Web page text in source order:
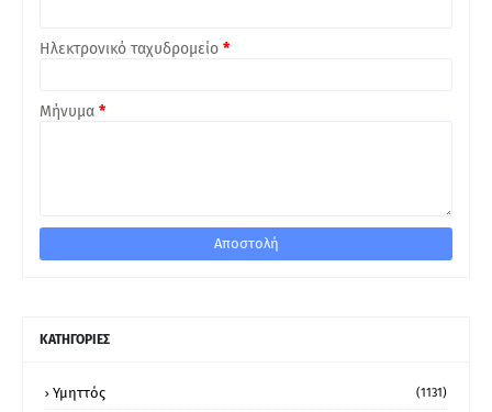
Ηλεκτρονικό ταχυδρομείο *
Μήνυμα *
ΚΑΤΗΓΟΡΙΕΣ
Υμηττός (1131)